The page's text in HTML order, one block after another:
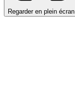
Regarder en plein écran